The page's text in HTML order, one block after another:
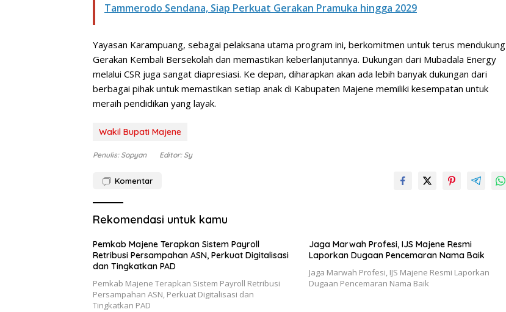
Tammerodo Sendana, Siap Perkuat Gerakan Pramuka hingga 2029
Yayasan Karampuang, sebagai pelaksana utama program ini, berkomitmen untuk terus mendukung
Gerakan Kembali Bersekolah dan memastikan keberlanjutannya. Dukungan dari Mubadala Energy
melalui CSR juga sangat diapresiasi. Ke depan, diharapkan akan ada lebih banyak dukungan dari
berbagai pihak untuk memastikan setiap anak di Kabupaten Majene memiliki kesempatan untuk
meraih pendidikan yang layak.
Wakil Bupati Majene
Penulis: Sopyan Editor: Sy
Komentar
Rekomendasi untuk kamu
Pemkab Majene Terapkan Sistem Payroll
Retribusi Persampahan ASN, Perkuat Digitalisasi
dan Tingkatkan PAD
Pemkab Majene Terapkan Sistem Payroll Retribusi
Persampahan ASN, Perkuat Digitalisasi dan
Tingkatkan PAD
Jaga Marwah Profesi, IJS Majene Resmi
Laporkan Dugaan Pencemaran Nama Baik
Jaga Marwah Profesi, IJS Majene Resmi Laporkan
Dugaan Pencemaran Nama Baik